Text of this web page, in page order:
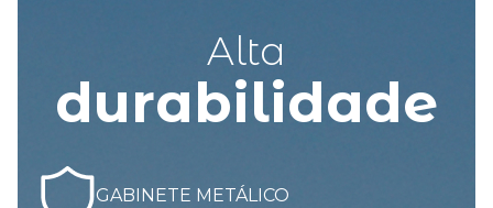
Alta
durabilidade
GABINETE METÁLICO